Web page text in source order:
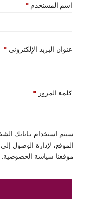
اسم المستخدم *
عنوان البريد الإلكتروني *
كلمة المرور *
سيتم استخدام بياناتك
الموقع، لإدارة الوصول
موقعنا سياسة الخصوصية.